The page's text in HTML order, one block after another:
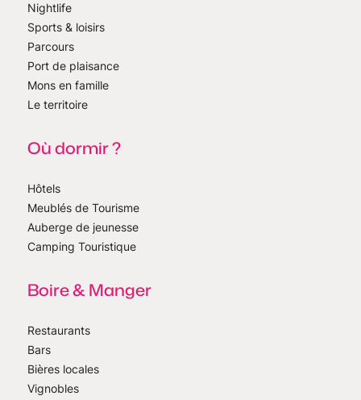
Nightlife
Sports & loisirs
Parcours
Port de plaisance
Mons en famille
Le territoire
Où dormir ?
Hôtels
Meublés de Tourisme
Auberge de jeunesse
Camping Touristique
Boire & Manger
Restaurants
Bars
Bières locales
Vignobles